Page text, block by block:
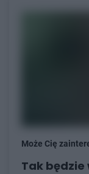
Może Cię
Tak